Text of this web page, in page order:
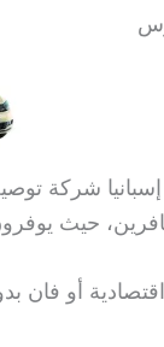
حيث
أو